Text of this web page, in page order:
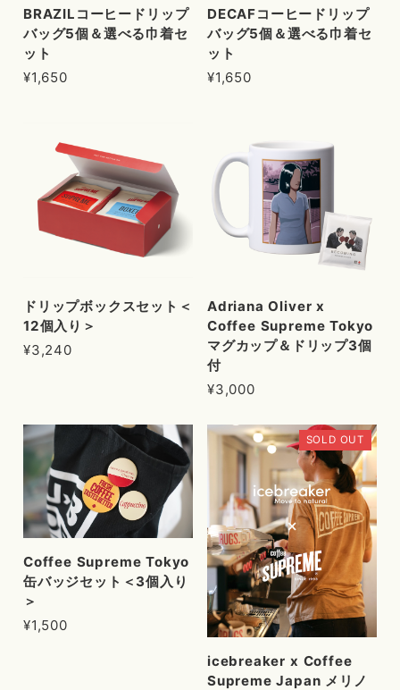
BRAZILコーヒードリップ
バッグ5個＆選べる巾着セ
ット
¥1,650
DECAFコーヒードリップ
バッグ5個＆選べる巾着セ
ット
¥1,650
ドリップボックスセット＜
12個入り＞
¥3,240
Adriana Oliver x
Coffee Supreme Tokyo
マグカップ＆ドリップ3個
付
¥3,000
Coffee Supreme Tokyo
缶バッジセット＜3個入り
＞
¥1,500
SOLD OUT
icebreaker x Coffee
Supreme Japan メリノ